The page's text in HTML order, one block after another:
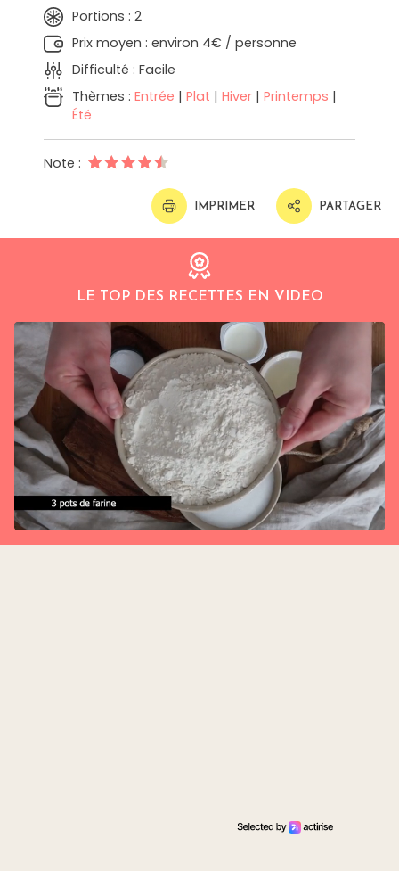
Portions : 2
Prix moyen : environ 4€ / personne
Difficulté : Facile
Thèmes : Entrée | Plat | Hiver | Printemps |
Été
Note :
IMPRIMER PARTAGER
LE TOP DES RECETTES EN VIDEO